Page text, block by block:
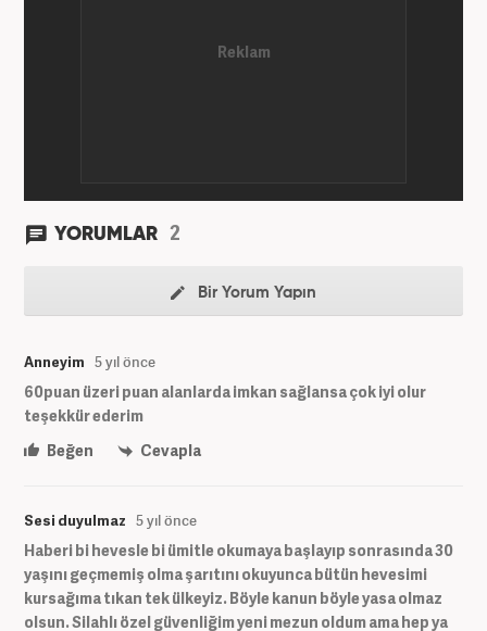
YORUMLAR 2
Bir Yorum Yapın
Anneyim 5 yıl önce
60puan üzeri puan alanlarda imkan sağlansa çok iyi olur
teşekkür ederim
Beğen
Cevapla
Sesi duyulmaz 5 yıl önce
Haberi bi hevesle bi ümitle okumaya başlayıp sonrasında 30
yaşını geçmemiş olma şarıtını okuyunca bütün hevesimi
kursağıma tıkan tek ülkeyiz. Böyle kanun böyle yasa olmaz
olsun. Silahlı özel güvenliğim yeni mezun oldum ama hep ya